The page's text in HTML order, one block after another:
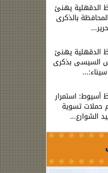
الدقهلية يهنئ
بالذكرى
الدقهلية يهنئ
السيسى بذكرى
أسيوط: استمرار
حملات تسوية
الشوارع...